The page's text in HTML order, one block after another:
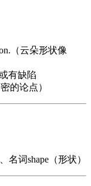
（云朵形状像
有缺陷
的论点）
名词shape（形状）